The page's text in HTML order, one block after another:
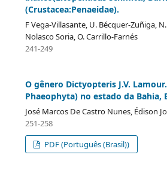
(Crustacea:Penaeidae).
F Vega-Villasante, U. Bécquer-Zuñiga,
Nolasco Soria, O. Carrillo-Farnés
241-249
O gênero Dictyopteris J.V.
Phaeophyta) no estado da Bahia,
José Marcos De Castro Nunes, Édison
251-258
PDF (Português (Brasil))